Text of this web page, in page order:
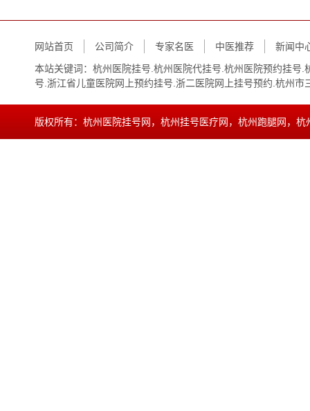
网站首页 公司简介 专家名医 中医推荐
新闻中
本站关键词： 杭州医院挂号.杭州医院代挂号.杭州医院预约挂号
号.浙江省儿童医院网上预约挂号.浙二医院网上挂号预约.杭州市
版权所有：杭州医院挂号网，杭州挂号医疗网，杭州跑腿网，